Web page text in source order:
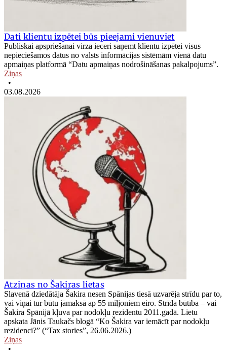
Dati klientu izpētei būs pieejami vienuviet
Publiskai apspriešanai virza ieceri saņemt klientu izpētei visus
nepieciešamos datus no valsts informācijas sistēmām vienā datu
apmaiņas platformā “Datu apmaiņas nodrošināšanas pakalpojums”.
Ziņas
•
03.08.2026
Atziņas no Šakiras lietas
Slavenā dziedātāja Šakira nesen Spānijas tiesā uzvarēja strīdu par to,
vai viņai tur būtu jāmaksā ap 55 miljoniem eiro. Strīda būtība – vai
Šakira Spānijā kļuva par nodokļu rezidentu 2011.gadā. Lietu
apskata Jānis Taukačs blogā “Ko Šakira var iemācīt par nodokļu
rezidenci?” (“Tax stories”, 26.06.2026.)
Ziņas
•